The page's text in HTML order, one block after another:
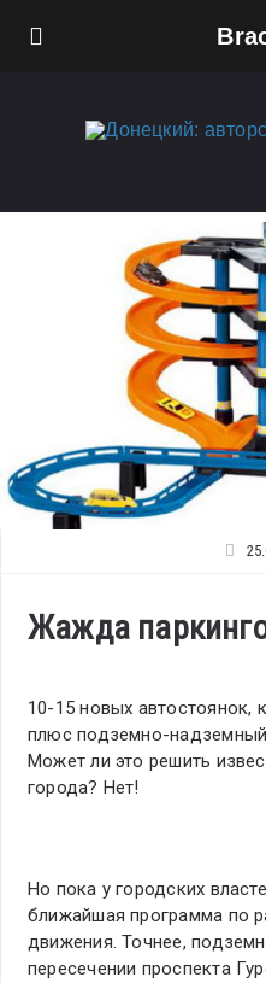
Жажда
10-15 новых автостоянок,
плюс подземно-надземный
Может ли это решить
города? Нет!
Но пока у городских
ближайшая программа по
движения. Точнее,
пересечении проспекта